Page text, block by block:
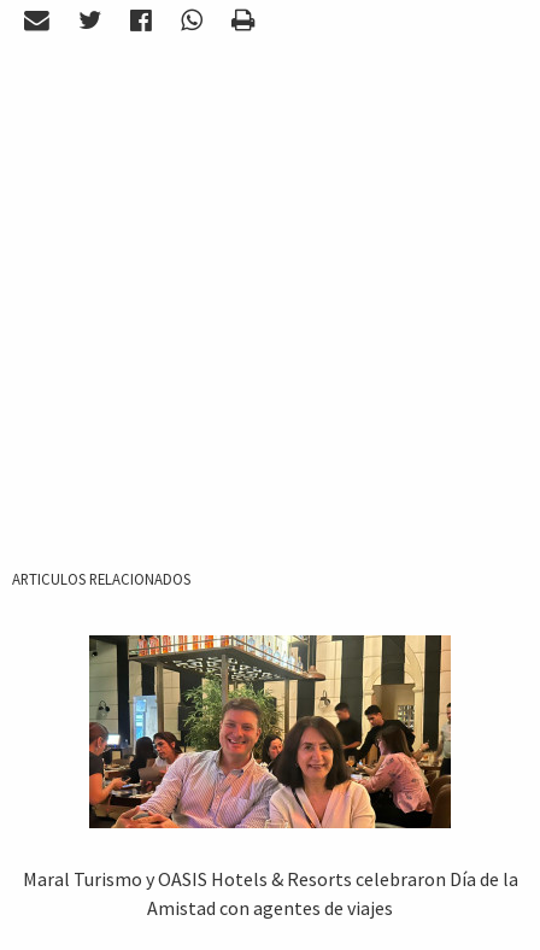
ARTICULOS RELACIONADOS
Maral Turismo y OASIS Hotels & Resorts celebraron Día de la
Amistad con agentes de viajes